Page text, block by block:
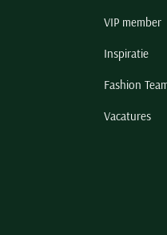
VIP member
Inspiratie
Fashion
Vacatures